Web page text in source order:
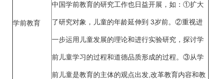
学前教育
中国学前教育的研究工作也日益开展，如：①扩大
了研究对象，儿童的年龄延伸到 3岁前。②重视进
一步运用儿童发展的理论和进行实验研究，探讨学
前儿童学习的过程和道德品质形成的过程。③从学
前儿童是教育的主体的观点出发,改革教育内容和教